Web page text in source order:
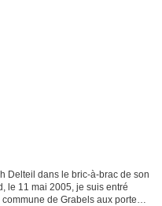
Delteil dans le bric-à-brac de son
le 11 mai 2005, je suis entré
de Grabels aux portes